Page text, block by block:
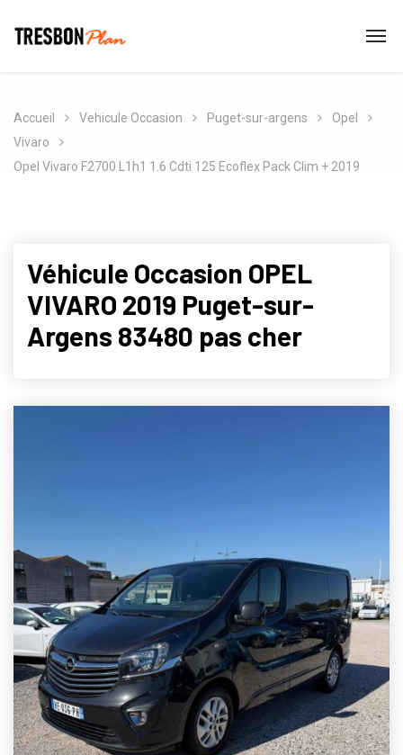
Accueil Vehicule Occasion Puget-sur-argens
Opel
Vivaro
Opel Vivaro F2700 L1h1 1.6 Cdti 125 Ecoflex Pack Clim + 2019
Véhicule Occasion OPEL
VIVARO 2019 Puget-sur-
Argens 83480 pas cher